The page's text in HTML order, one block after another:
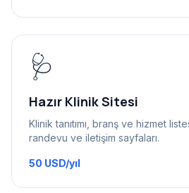
🩺
Hazır Klinik Sitesi
Klinik tanıtımı, branş ve hizmet
randevu ve iletişim sayfaları.
50 USD/yıl